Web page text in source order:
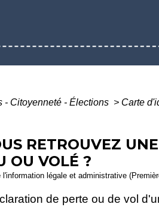
- Citoyenneté - Élections > Carte
RETROUVEZ
OU VOLÉ ?
légale et administrative
de perte ou de vol